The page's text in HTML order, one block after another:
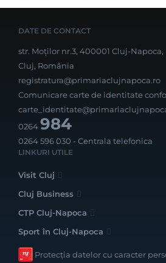
DATE DE CONTACT
str. Moților nr.3, 400001 Cluj-Napoca,
Cluj, România
registratura@primariaclujnapoca.ro
Comunicare carte de identitate
0264984
0264 596 030 - Centrala telefonica
LINKURI UTILE
Visit Cluj
Cluj Business
CTP Cluj-Napoca
Sport în Cluj-Napoca
Protecția datelor cu caracter